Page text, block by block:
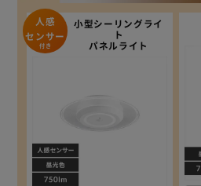
人感
センサー
付き
小型シーリングライ
ト
パネルライト